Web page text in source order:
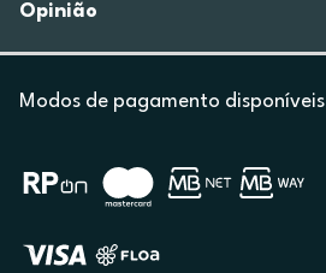
Opinião
Modos de pagamento disponíveis